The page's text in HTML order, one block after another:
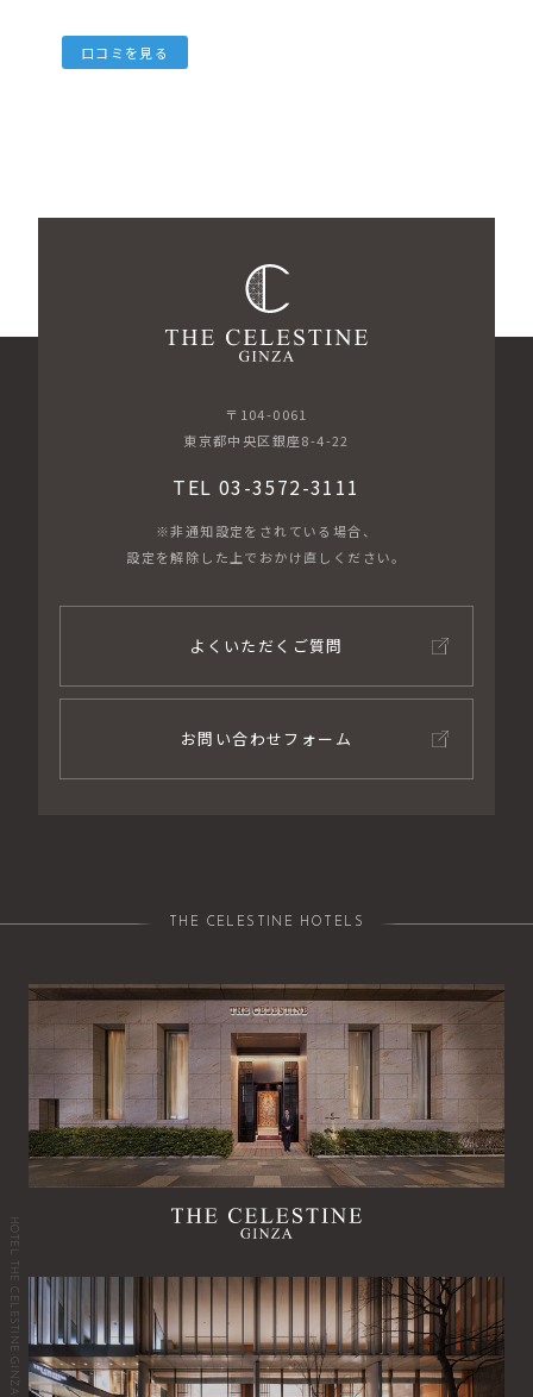
口コミを見る
HOTEL THE CELESTINE GINZA
〒104-0061
東京都中央区銀座8-4-22
TEL 03-3572-3111
※非通知設定をされている場合、
設定を解除した上でおかけ直しください。
よくいただくご質問
お問い合わせフォーム
THE CELESTINE HOTELS